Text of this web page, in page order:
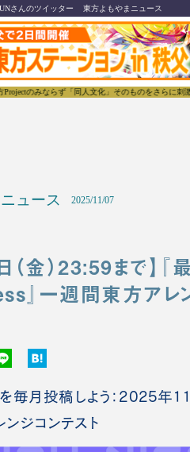
さんのツイッター 東方よもやまニュース
「同人文化」そのものをさらに刺激する媒体を目
ニュース 2025/11/07
（金）23:59まで】
一週間東方アレン
毎月投稿しよう：2025
ジコンテスト